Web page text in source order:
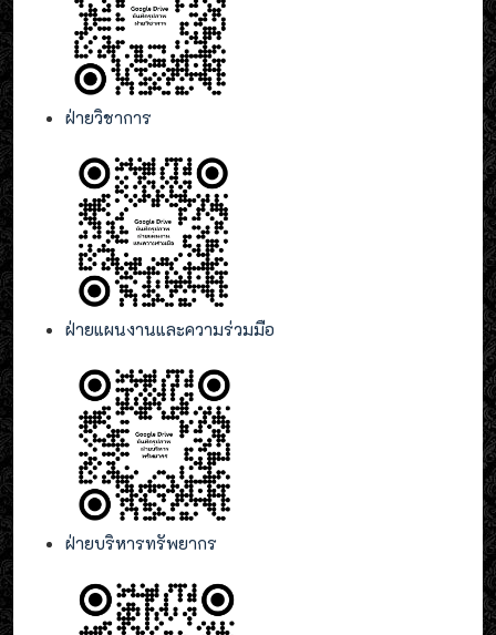
ฝ่ายวิชาการ
ฝ่ายแผนงานและความร่วมมือ
ฝ่ายบริหารทรัพยากร